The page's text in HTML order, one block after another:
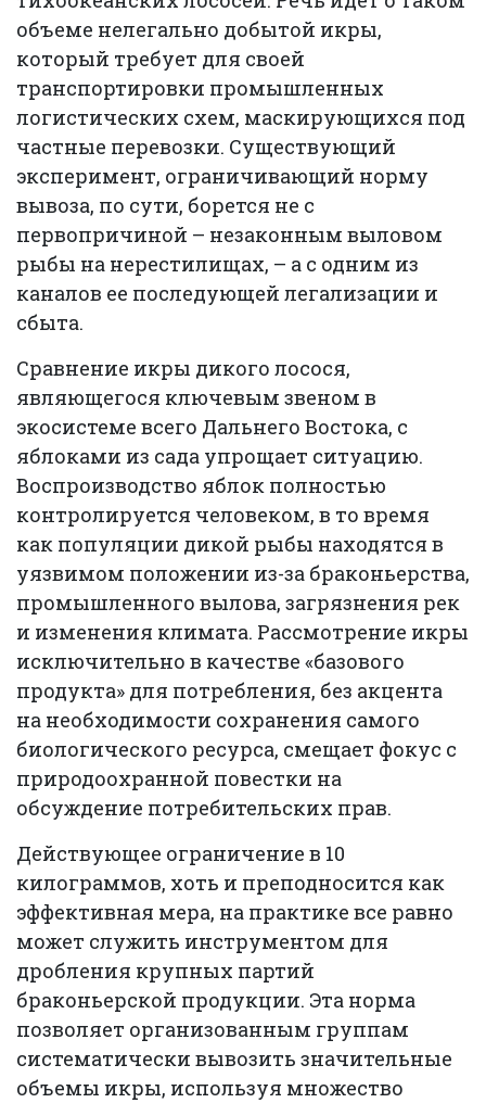
объеме нелегально добытой икры,
который требует для своей
транспортировки промышленных
логистических схем, маскирующихся под
частные перевозки. Существующий
эксперимент, ограничивающий норму
вывоза, по сути, борется не с
первопричиной – незаконным выловом
рыбы на нерестилищах, – а с одним из
каналов ее последующей легализации и
сбыта.
Сравнение икры дикого лосося,
являющегося ключевым звеном в
экосистеме всего Дальнего Востока, с
яблоками из сада упрощает ситуацию.
Воспроизводство яблок полностью
контролируется человеком, в то время
как популяции дикой рыбы находятся в
уязвимом положении из-за браконьерства,
промышленного вылова, загрязнения рек
и изменения климата. Рассмотрение икры
исключительно в качестве «базового
продукта» для потребления, без акцента
на необходимости сохранения самого
биологического ресурса, смещает фокус с
природоохранной повестки на
обсуждение потребительских прав.
Действующее ограничение в 10
килограммов, хоть и преподносится как
эффективная мера, на практике все равно
может служить инструментом для
дробления крупных партий
браконьерской продукции. Эта норма
позволяет организованным группам
систематически вывозить значительные
объемы икры, используя множество